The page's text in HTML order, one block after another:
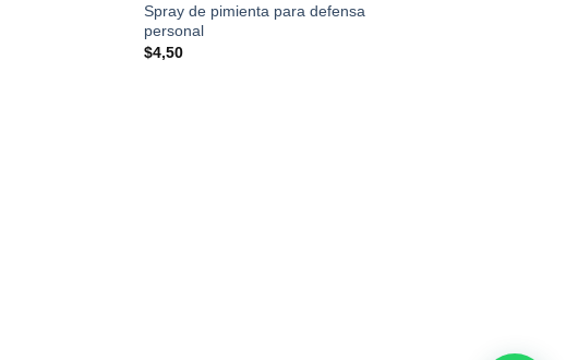
Spray de pimienta para defensa
personal
$4,50